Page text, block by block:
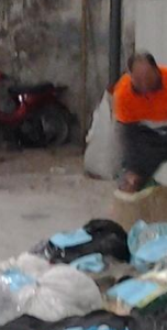
las calles de
del colegio y acto
concejala de